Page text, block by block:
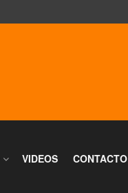
VIDEOS CONTACTO